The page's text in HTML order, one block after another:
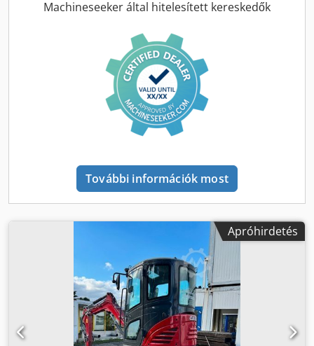
Üzemi tömeg: kb. 29 100–30 000 kg (felszereltségtől
dugattyús szivattyúk (Kawasaki), amelyek lehetővé teszik a
finom, kombinált mozgásokat - Maximális kotrási
hatótávolság: kb. 10,5–10,7 m - Maximális kotrási mélység:
kb. 7,1 m - Kanál kapacitása: szabványosan kb. 1,2–1,6 m³ -
Üzemóra: Eredeti 6223 üzemóra – a gép gondosan
karbantartott, rendszeresen szervizelt, az óra teljesen
működőképes és jól olvasható Dsdpfx Asygy Awsbpjck A
CX290B modell előnyei: - Hidraulikus gyorscsatlakozó:
- Teljes hidraulikasor: A gép fel van szerelve kiegészítő
kiállásokkal a gém végén kalapács, olló vagy markoló
futómű nehéz terepre tervezve - Elektronika:
Vezérlőrendszer több üzemmóddal (H, S, E) az optimális
fogyasztás érdekében Állapot: A gép látható a képeken, a
lánctalp és az alváz jó állapotban. Azonnal kipróbálható
Machineseeker által hitelesített kereskedők
További információk most
Apróhirdetés